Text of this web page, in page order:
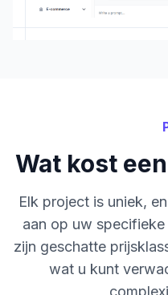
Wat kost
Elk project is uniek,
aan op uw
zijn geschatte
wat u kunt